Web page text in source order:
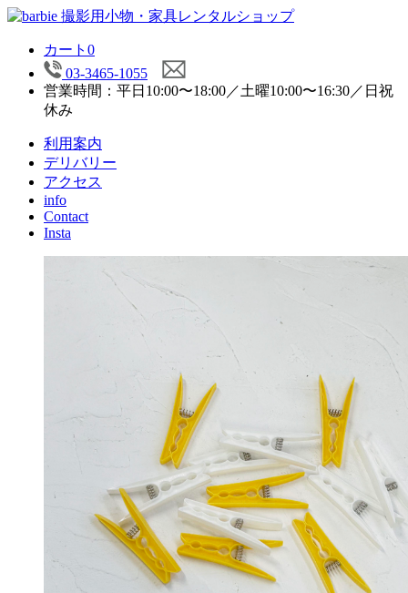
カート 0
03-3465-1055
営業時間：平日10:00〜18:00／土曜10:00〜16:30／日祝
休み
利用案内
デリバリー
アクセス
info
Contact
Insta